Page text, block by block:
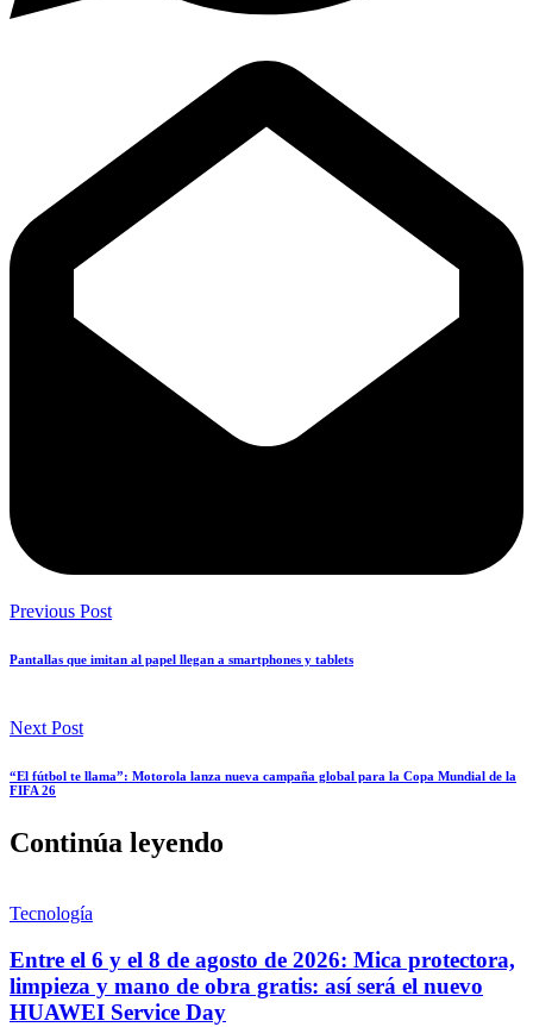
Previous Post
Pantallas que imitan al papel llegan a smartphones y tablets
Next Post
“El fútbol te llama”: Motorola lanza nueva campaña global para la Copa Mundial de la
FIFA 26
Continúa leyendo
Tecnología
Entre el 6 y el 8 de agosto de 2026: Mica protectora,
limpieza y mano de obra gratis: así será el nuevo
HUAWEI Service Day